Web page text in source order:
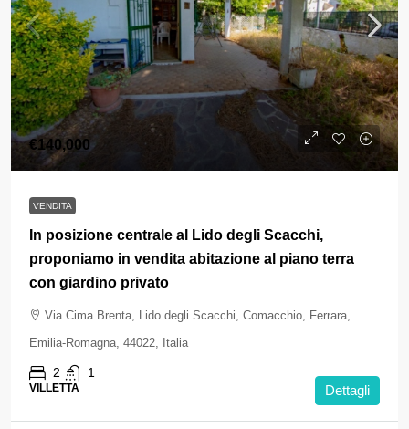
€140,000
VENDITA
In posizione centrale al Lido degli Scacchi,
proponiamo in vendita abitazione al piano terra
con giardino privato
Via Cima Brenta, Lido degli Scacchi, Comacchio, Ferrara,
Emilia-Romagna, 44022, Italia
2 1
VILLETTA Dettagli